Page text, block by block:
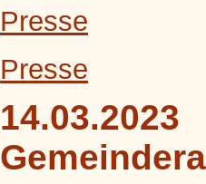
Presse
Presse
14.03.2023